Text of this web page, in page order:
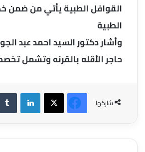
القوافل الطبية يأتي من ضمن
الطبية
وأشار دكتور السيد احمد عبد
حاجر الأقله بالقرنه وتشمل
شاركها
فيسبوك‫X لينكدإن